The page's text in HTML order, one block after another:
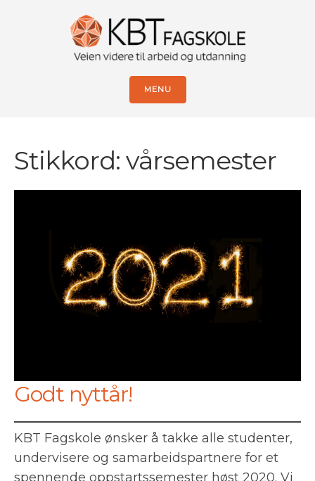
MENU
Stikkord: vårsemester
Godt nyttår!
KBT Fagskole ønsker å takke alle studenter,
undervisere og samarbeidspartnere for et
spennende oppstartssemester høst 2020. Vi